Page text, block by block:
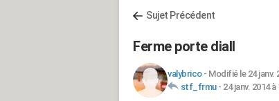
Sujet Précédent
Ferme porte diall
valybrico- Modifié le 24 janv.
stf_frmu- 24 janv. 2014 à